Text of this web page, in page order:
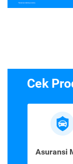
Cek
Asuransi